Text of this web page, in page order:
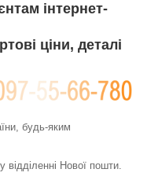
інтернет-
ціни, деталі
будь-яким
відділенні Нової пошти.